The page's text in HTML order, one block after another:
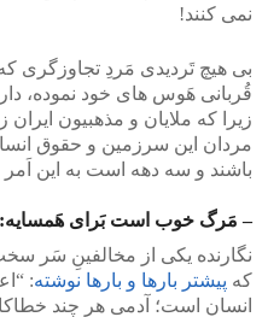
نمی کنند!
بی هیچ تَردیدی مَردِ تجاوزگری
قُربانی هَوس های خود نموده،
زیرا که ملایان و مذهبیون
مردان این سرزمین و حقوق
باشند و سه دهه است به این
– مَرگ خوب است بَرای هَمسایه:
نگارنده یکی از مخالفینِ سَر
که پیشتر بارها و بارها نوشته:
انسان است؛ آدمی هر چند